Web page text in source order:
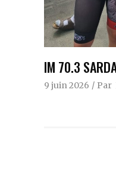
IM 70.3
9 juin 2026 Par